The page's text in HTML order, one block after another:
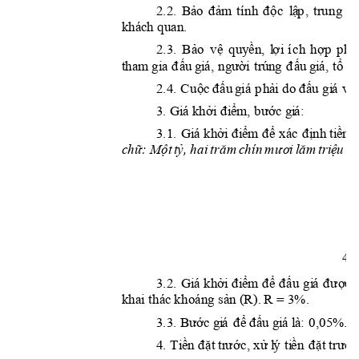
2.2.      
khách quan.
2.3.       
      
2.4.      
    
3 .1       
chữ: Mộttỷ, hai trăm chínmươi lăm triệu
4
3 .2.       
    3%.
3 .3    : 0 ,05%.
    